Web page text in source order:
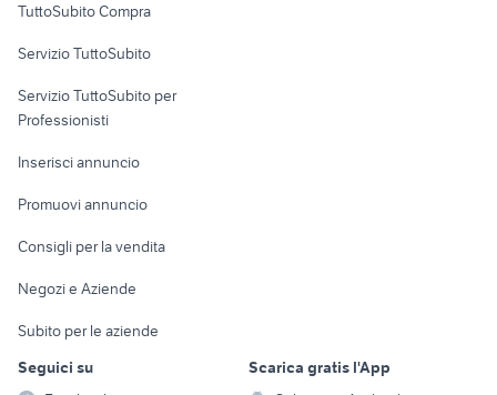
TuttoSubito Compra
Servizio TuttoSubito
Servizio TuttoSubito per
Professionisti
Inserisci annuncio
Promuovi annuncio
Consigli per la vendita
Negozi e Aziende
Subito per le aziende
Seguici su
Scarica gratis l'App